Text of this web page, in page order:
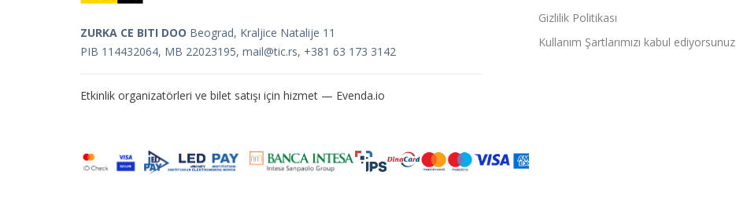
ZURKA CE BITI DOO Beograd, Kraljice Natalije 11
PIB 114432064, MB 22023195, mail@tic.rs, +381 63 173 3142
Etkinlik organizatörleri ve bilet satışı için hizmet — Evenda.io
Gizlilik Politikası
Kullanım Şartlarımızı kabul ediyorsunuz